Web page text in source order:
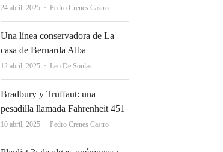
24 abril, 2025 Autor
Pedro Crenes Castro
Una línea conservadora de La
casa de Bernarda Alba
12 abril, 2025 Autor
Leo De Soulas
Bradbury y Truffaut: una
pesadilla llamada Fahrenheit 451
10 abril, 2025 Autor
Pedro Crenes Castro